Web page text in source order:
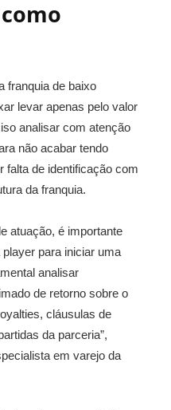
franquia de baixo
levar apenas pelo valor
analisar com atenção
não acabar tendo
falta de identificação com
da franquia.
atuação, é importante
para iniciar uma
analisar
de retorno sobre o
cláusulas de
da parceria”,
em varejo da